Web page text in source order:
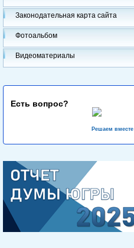
Законодательная карта сайта
Фотоальбом
Видеоматериалы
Есть вопрос?
Решаем вместе